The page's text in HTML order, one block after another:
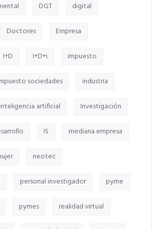
DGT digital
Doctores Empresa
I+D I+D+i impuesto
sociedades industria
inteligencia artificial Investigación
IS mediana empresa
neotec
personal investigador pyme
pymes realidad virtual